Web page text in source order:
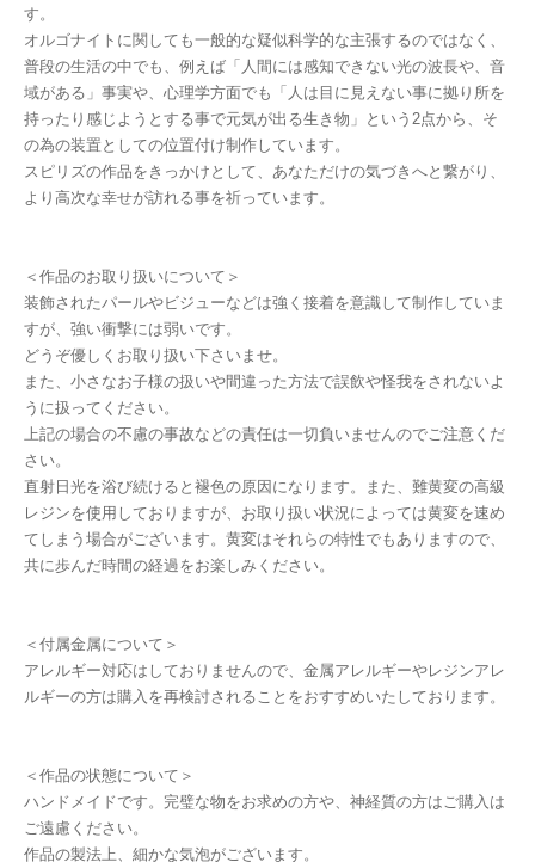
す。
オルゴナイトに関しても一般的な疑似科学的な主張するのではなく、
普段の生活の中でも、例えば「人間には感知できない光の波長や、音
域がある」事実や、心理学方面でも「人は目に見えない事に拠り所を
持ったり感じようとする事で元気が出る生き物」という2点から、そ
の為の装置としての位置付け制作しています。
スピリズの作品をきっかけとして、あなただけの気づきへと繋がり、
より高次な幸せが訪れる事を祈っています。
＜作品のお取り扱いについて＞
装飾されたパールやビジューなどは強く接着を意識して制作していま
すが、強い衝撃には弱いです。
どうぞ優しくお取り扱い下さいませ。
また、小さなお子様の扱いや間違った方法で誤飲や怪我をされないよ
うに扱ってください。
上記の場合の不慮の事故などの責任は一切負いませんのでご注意くだ
さい。
直射日光を浴び続けると褪色の原因になります。また、難黄変の高級
レジンを使用しておりますが、お取り扱い状況によっては黄変を速め
てしまう場合がございます。黄変はそれらの特性でもありますので、
共に歩んだ時間の経過をお楽しみください。
＜付属金属について＞
アレルギー対応はしておりませんので、金属アレルギーやレジンアレ
ルギーの方は購入を再検討されることをおすすめいたしております。
＜作品の状態について＞
ハンドメイドです。完璧な物をお求めの方や、神経質の方はご購入は
ご遠慮ください。
作品の製法上、細かな気泡がございます。